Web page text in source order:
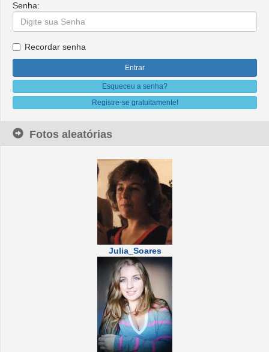
Senha:
Recordar senha
Esqueceu a senha?
Registre-se gratuitamente!
Fotos aleatórias
Julia_Soares